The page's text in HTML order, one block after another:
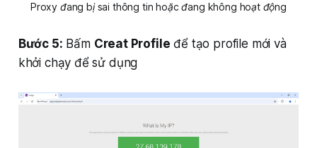
Proxy đang bị sai thông tin hoặc đang không hoạt động
Bước 5: Bấm Creat Profile để tạo profile mới và
khởi chạy để sử dụng